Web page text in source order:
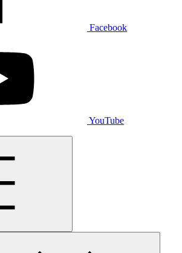
Facebook
YouTube